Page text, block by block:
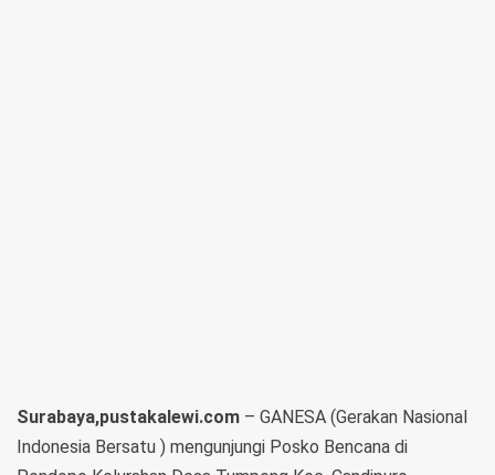
Surabaya,pustakalewi.com – GANESA (Gerakan Nasional
Indonesia Bersatu ) mengunjungi Posko Bencana di